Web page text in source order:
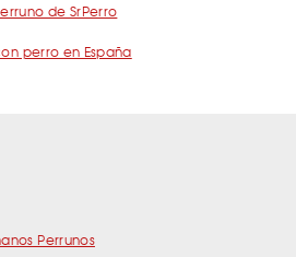
de SrPerro
perro en España
Perrunos